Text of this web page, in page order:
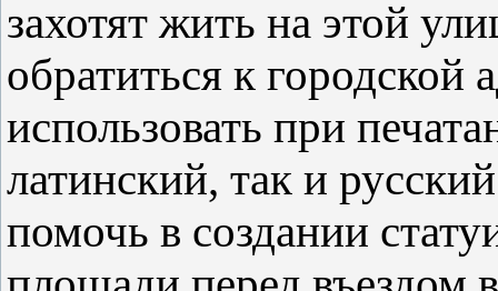
захотят жить на этой
обратиться к
использовать при
латинский, так и
помочь в создании